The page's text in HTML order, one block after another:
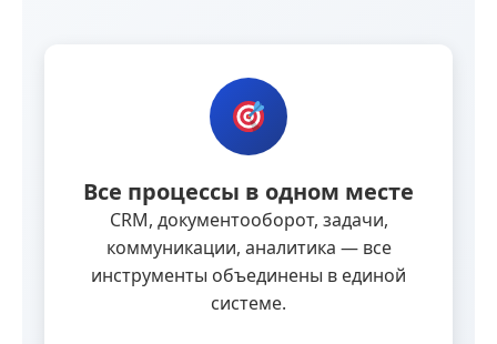
Все процессы в одном месте
CRM, документооборот, задачи,
коммуникации, аналитика — все
инструменты объединены в единой
системе.